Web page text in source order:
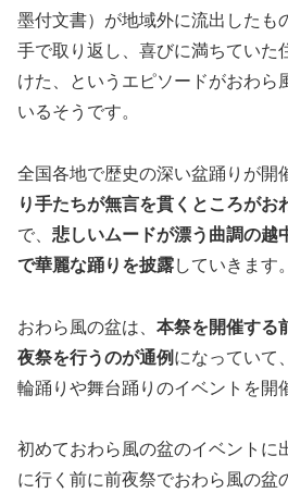
墨付文書）が地域外に流出したも
手で取り返し、喜びに満ちていた
けた、というエピソードがおわら
いるそうです。
全国各地で歴史の深い盆踊りが開
り手たちが無言を貫くところがお
で、 悲しいムードが漂う曲調の越
で華麗な踊りを披露していきます。
おわら風の盆は、 本祭を開催する
夜祭を行うのが通例 になっていて
輪踊りや舞台踊りのイベントを開
初めておわら風の盆のイベントに
に行く前に前夜祭でおわら風の盆